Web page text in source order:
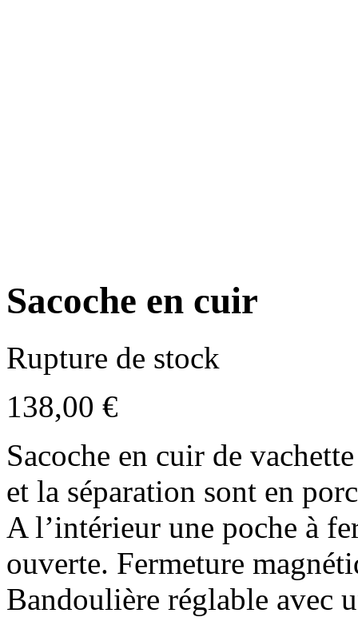
Sacoche en cuir
Rupture de stock
138,00 €
Sacoche en cuir de
et la séparation sont en
A l’intérieur une poche à
ouverte. Fermeture
Bandoulière réglable avec